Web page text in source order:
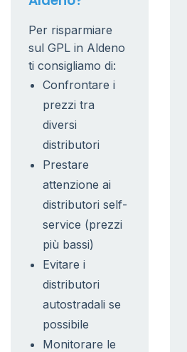
Per risparmiare
sul GPL in Aldeno
ti consigliamo di:
Confrontare i
prezzi tra
diversi
distributori
Prestare
attenzione ai
distributori self-
service (prezzi
più bassi)
Evitare i
distributori
autostradali se
possibile
Monitorare le